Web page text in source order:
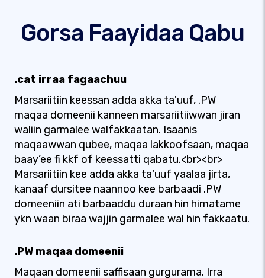
Gorsa Faayidaa Qabu
.cat irraa fagaachuu
Marsariitiin keessan adda akka ta'uuf, .PW
maqaa domeenii kanneen marsariitiiwwan jiran
waliin garmalee walfakkaatan. Isaanis
maqaawwan qubee, maqaa lakkoofsaan, maqaa
baay’ee fi kkf of keessatti qabatu.<br><br>
Marsariitiin kee adda akka ta'uuf yaalaa jirta,
kanaaf dursitee naannoo kee barbaadi .PW
domeeniin ati barbaaddu duraan hin himatame
ykn waan biraa wajjin garmalee wal hin fakkaatu.
.PW maqaa domeenii
Maqaan domeenii saffisaan gurgurama. Irra